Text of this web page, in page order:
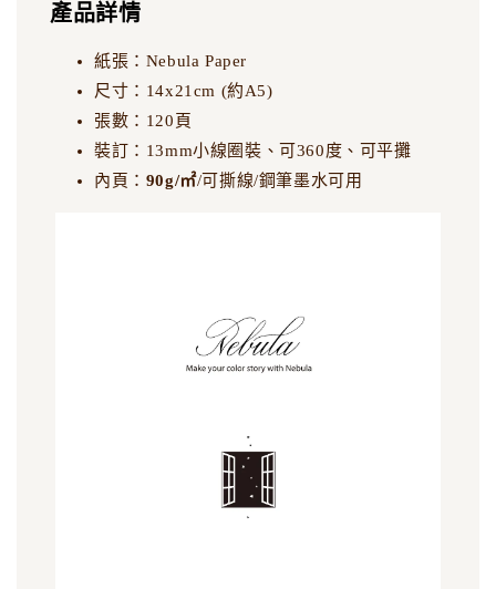
產品詳情
紙張：Nebula Paper
尺寸：14x21cm (約A5)
張數：120頁
裝訂：13mm小線圈裝、可360度、可平攤
內頁： 90g/㎡/可撕線/鋼筆墨水可用